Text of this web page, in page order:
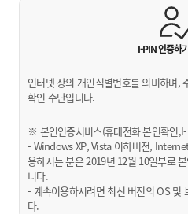
I-PIN 인증하
인터넷 상의 개인식별번호를 의미하며,
확인 수단입니다.
※ 본인인증서비스(휴대전화 본인확인
- Windows XP, Vista 이하버전,
용하시는 분은 2019년 12월 10일부로
니다.
- 계속이용하시려면 최신 버전의 OS 및
다.